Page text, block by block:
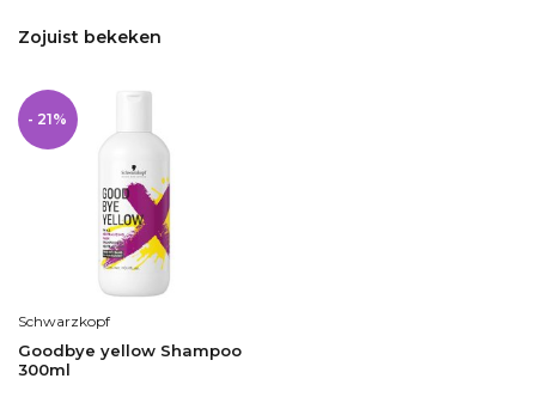
Zojuist bekeken
- 21%
Schwarzkopf
Goodbye yellow Shampoo
300ml